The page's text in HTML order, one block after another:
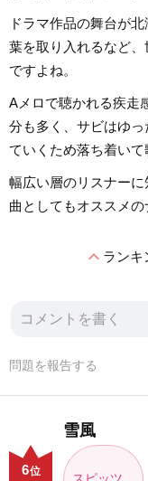
ドラマ作品の舞台が
葉を取り入れるなど
ですよね。
Aメロで聴かれる疾走
分も多く、サビはゆ
ていくため落ち着いて
幅広い層のリスナー
曲としてもオススメの
expand_lessランキ
問題を報告する
雪風
6位